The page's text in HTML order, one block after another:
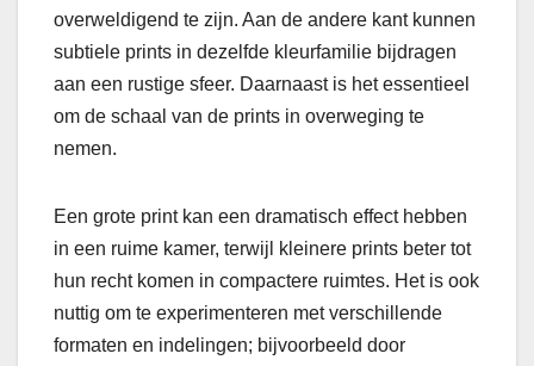
overweldigend te zijn. Aan de andere kant kunnen
subtiele prints in dezelfde kleurfamilie bijdragen
aan een rustige sfeer. Daarnaast is het essentieel
om de schaal van de prints in overweging te
nemen.
Een grote print kan een dramatisch effect hebben
in een ruime kamer, terwijl kleinere prints beter tot
hun recht komen in compactere ruimtes. Het is ook
nuttig om te experimenteren met verschillende
formaten en indelingen; bijvoorbeeld door